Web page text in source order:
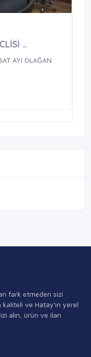
...
AYI OLAĞAN
fark etmeden sizi
kaliteli ve Hatay'ın yerel
alın, ürün ve ilan